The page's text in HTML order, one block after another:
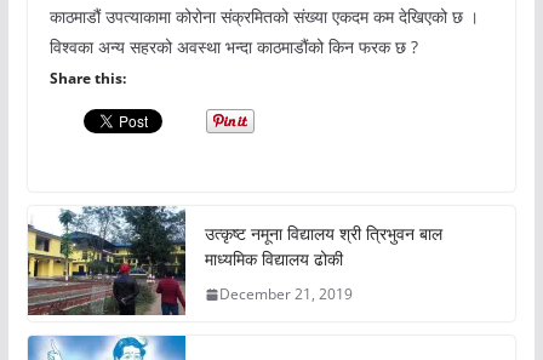
काठमाडौं उपत्याकामा कोरोना संक्रमितको संख्या एकदम कम देखिएको छ ।
विश्वका अन्य सहरको अवस्था भन्दा काठमाडौंको किन फरक छ ?
Share this:
उत्कृष्ट नमूना विद्यालय श्री त्रिभुवन बाल
माध्यमिक विद्यालय ढोकी
December 21, 2019